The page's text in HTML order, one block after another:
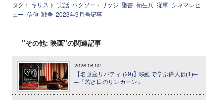
タグ： キリスト 実話 ハクソー・リッジ 聖書 衛生兵 従軍 シネマレビ
ュー 信仰 戦争 2023年9月号記事
"その他: 映画"の関連記事
2026.08.02
【名画座リバティ (29)】映画で学ぶ偉人伝(1)─
─『若き日のリンカーン』